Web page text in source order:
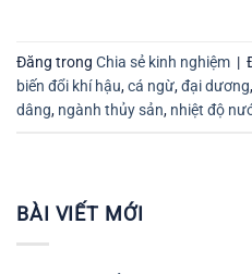
Đăng trong Chia sẻ kinh nghiệm |
biến đổi khí hậu,cá ngừ,đại dương,
dâng, ngành thủy sản, nhiệt độ
BÀI VIẾT MỚI